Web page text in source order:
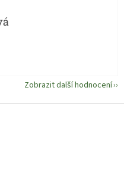
z 5 hvězdiček.
Zobrazit další hodnocení